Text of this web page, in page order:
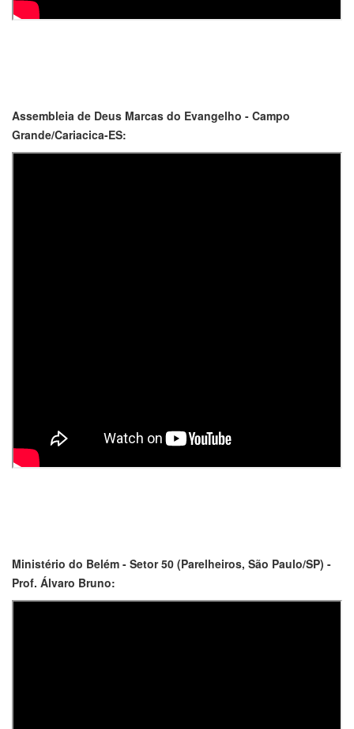
Assembleia de Deus Marcas do Evangelho - Campo
Grande/Cariacica-ES:
Ministério do Belém - Setor 50 (Parelheiros, São Paulo/SP) -
Prof. Álvaro Bruno: